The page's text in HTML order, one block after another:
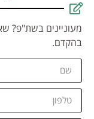
מעוניינים בשת"פ?
בהקדם.